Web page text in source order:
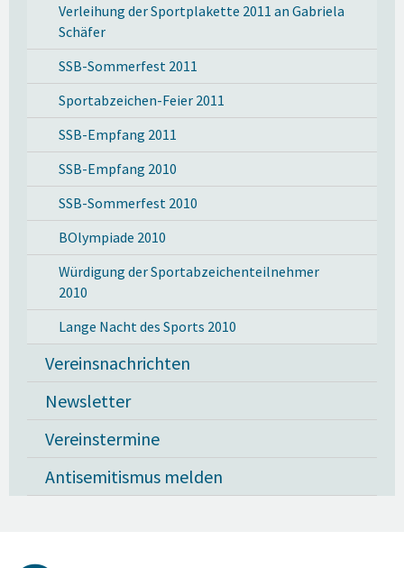
Verleihung der Sportplakette 2011 an Gabriela
Schäfer
SSB-Sommerfest 2011
Sportabzeichen-Feier 2011
SSB-Empfang 2011
SSB-Empfang 2010
SSB-Sommerfest 2010
BOlympiade 2010
Würdigung der Sportabzeichenteilnehmer
2010
Lange Nacht des Sports 2010
Vereinsnachrichten
Newsletter
Vereinstermine
Antisemitismus melden